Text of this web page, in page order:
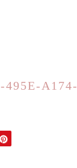
495E-A174-